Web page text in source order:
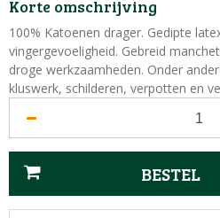
Korte omschrijving
100% Katoenen drager. Gedipte
vingergevoeligheid. Gebreid
droge werkzaamheden. Onder
kluswerk, schilderen, verpotten en